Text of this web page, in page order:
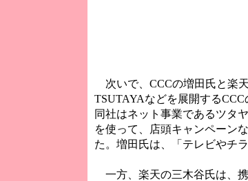
次いで、CCCの増田氏と楽
TSUTAYAなどを展開する
同社はネット事業であるツタ
を使って、店頭キャンペーン
た。増田氏は、「テレビやチ
一方、楽天の三木谷氏は、